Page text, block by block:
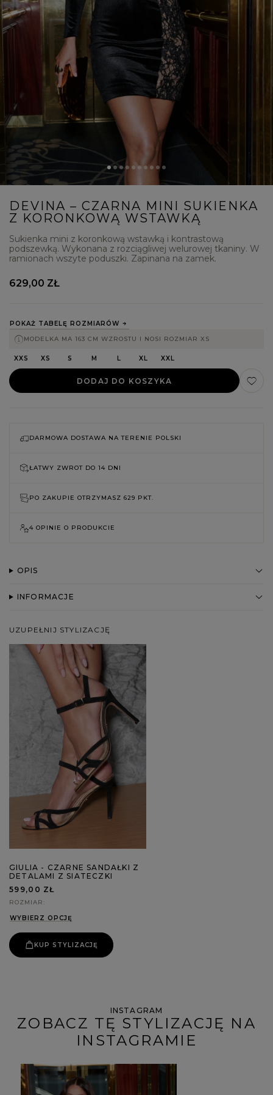
DEVINA – CZARNA MINI SUKIENKA
Z KORONKOWĄ WSTAWKĄ
Sukienka mini z koronkową wstawką i kontrastową
podszewką. Wykonana z rozciągliwej welurowej tkaniny. W
ramionach wszyte poduszki. Zapinana na zamek.
POKAŻ TABELĘ ROZMIARÓW
MODELKA MA 163 CM WZROSTU I NOSI ROZMIAR XS
XXS XS S M L XL XXL
DODAJ DO KOSZYKA
629,00 ZŁ
DARMOWA DOSTAWA NA TERENIE POLSKI
ŁATWY ZWROT DO 14 DNI
PO ZAKUPIE OTRZYMASZ 629 PKT.
4 OPINIE O PRODUKCIE
OPIS
INFORMACJE
UZUPEŁNIJ STYLIZACJĘ
GIULIA - CZARNE SANDAŁKI Z
DETALAMI Z SIATECZKI
599,00 ZŁ
ROZMIAR
WYBIERZ OPCJĘ
KUP STYLIZACJĘ
INSTAGRAM
ZOBACZ TĘ STYLIZACJĘ NA
INSTAGRAMIE